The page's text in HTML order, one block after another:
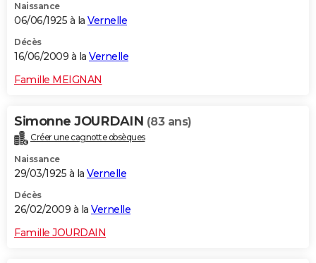
Naissance
06/06/1925 à la Vernelle
Décès
16/06/2009 à la Vernelle
Famille MEIGNAN
Simonne JOURDAIN (83 ans)
Créer une cagnotte obsèques
Naissance
29/03/1925 à la Vernelle
Décès
26/02/2009 à la Vernelle
Famille JOURDAIN